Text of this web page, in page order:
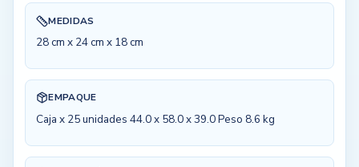
MEDIDAS
28 cm x 24 cm x 18 cm
EMPAQUE
Caja x 25 unidades 44.0 x 58.0 x 39.0 Peso 8.6 kg